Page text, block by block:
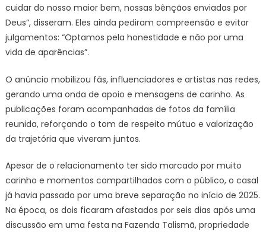
cuidar do nosso maior bem, nossas bênçãos enviadas por
Deus”, disseram. Eles ainda pediram compreensão e evitar
julgamentos: “Optamos pela honestidade e não por uma
vida de aparências”.
O anúncio mobilizou fãs, influenciadores e artistas nas redes,
gerando uma onda de apoio e mensagens de carinho. As
publicações foram acompanhadas de fotos da família
reunida, reforçando o tom de respeito mútuo e valorização
da trajetória que viveram juntos.
Apesar de o relacionamento ter sido marcado por muito
carinho e momentos compartilhados com o público, o casal
já havia passado por uma breve separação no início de 2025.
Na época, os dois ficaram afastados por seis dias após uma
discussão em uma festa na Fazenda Talismã, propriedade